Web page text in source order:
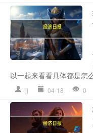
以一起来看看具体都是怎
jj 04-18 0